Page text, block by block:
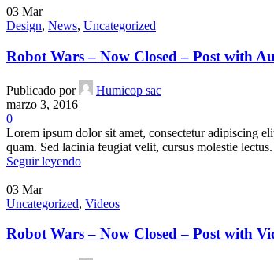
03 Mar
Design, News, Uncategorized
Robot Wars – Now Closed – Post with
Publicado por
Humicop sac
marzo 3, 2016
0
Lorem ipsum dolor sit amet, consectetur adipiscing
quam. Sed lacinia feugiat velit, cursus molestie lectus.
Seguir leyendo
03 Mar
Uncategorized, Videos
Robot Wars – Now Closed – Post with